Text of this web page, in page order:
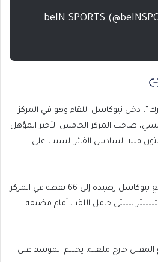
دخل نيوكاسل اللقاء وهو في المركز
صاحب المركز الخامس الأخير المؤهل
فيلا السادس الفائز السبت على
وبفوزه العشرين للموسم، رفع نيوكاسل رصيده إلى 66 نقطة في المركز
سيتي حامل اللقب أمام مضيفه
خارج ملعبه، يختتم الموسم على